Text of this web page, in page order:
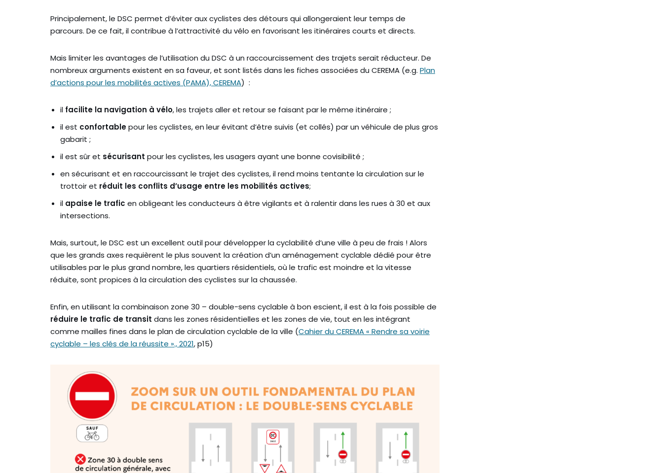
Principalement, le DSC permet d’éviter aux cyclistes des détours qui allongeraient leur temps de
parcours. De ce fait, il contribue à l’attractivité du vélo en favorisant les itinéraires courts et directs.
Mais limiter les avantages de l’utilisation du DSC à un raccourcissement des trajets serait réducteur. De
nombreux arguments existent en sa faveur, et sont listés dans les fiches associées du CEREMA (e.g. Plan
d’actions pour les mobilités actives (PAMA), CEREMA) :
il facilite la navigation à vélo, les trajets aller et retour se faisant par le même itinéraire ;
il est confortablepour les cyclistes, en leur évitant d’être suivis (et collés) par un véhicule de plus gros
gabarit ;
il est sûr et sécurisant pour les cyclistes, les usagers ayant une bonne covisibilité ;
en sécurisant et en raccourcissant le trajet des cyclistes, il rend moins tentante la circulation sur le
trottoir et réduit les conflits d’usage entre les mobilités actives;
il apaise le trafic en obligeant les conducteurs à être vigilants et à ralentir dans les rues à 30 et aux
intersections.
Mais, surtout, le DSC est un excellent outil pour développer la cyclabilité d’une ville à peu de frais ! Alors
que les grands axes requièrent le plus souvent la création d’un aménagement cyclable dédié pour être
utilisables par le plus grand nombre, les quartiers résidentiels, où le trafic est moindre et la vitesse
réduite, sont propices à la circulation des cyclistes sur la chaussée.
Enfin, en utilisant la combinaison zone 30 – double-sens cyclable à bon escient, il est à la fois possible de
réduire le trafic de transit dans les zones résidentielles et les zones de vie, tout en les intégrant
comme mailles fines dans le plan de circulation cyclable de la ville (Cahier du CEREMA « Rendre sa voirie
cyclable – les clés de la réussite »., 2021, p15)